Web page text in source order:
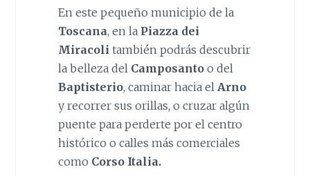
En este pequeño municipio de la
Toscana, en la Piazza dei
Miracoli también podrás descubrir
la belleza del Camposanto o del
Baptisterio, caminar hacia el Arno
y recorrer sus orillas, o cruzar algún
puente para perderte por el centro
histórico o calles más comerciales
como Corso Italia.